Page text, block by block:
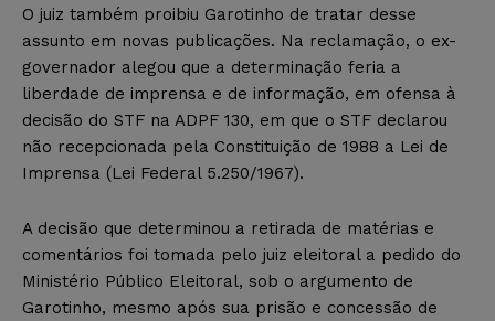
O juiz também proibiu Garotinho de tratar desse
assunto em novas publicações. Na reclamação, o ex-
governador alegou que a determinação feria a
liberdade de imprensa e de informação, em ofensa à
decisão do STF na ADPF 130, em que o STF declarou
não recepcionada pela Constituição de 1988 a Lei de
Imprensa (Lei Federal 5.250/1967).
A decisão que determinou a retirada de matérias e
comentários foi tomada pelo juiz eleitoral a pedido do
Ministério Público Eleitoral, sob o argumento de
Garotinho, mesmo após sua prisão e concessão de